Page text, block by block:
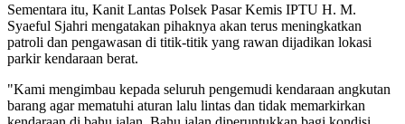
Sementara itu, Kanit Lantas Polsek Pasar Kemis IPTU H. M.
Syaeful Sjahri mengatakan pihaknya akan terus meningkatkan
patroli dan pengawasan di titik-titik yang rawan dijadikan lokasi
parkir kendaraan berat.
"Kami mengimbau kepada seluruh pengemudi kendaraan angkutan
barang agar mematuhi aturan lalu lintas dan tidak memarkirkan